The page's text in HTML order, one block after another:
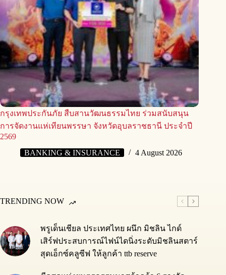
กรุงเทพประกันภัย สืบสานวัฒนธรรมไทย ร่วมสนับสนุน
การจัดงานแห่เทียนพรรษา จังหวัดอุบลราชธานี ประจำปี
2569
BANKING & INSURANCE
4 August 2026
TRENDING NOW
พรูเด็นเชียล ประเทศไทย ผนึก มิชลิน ไกด์
เสิร์ฟประสบการณ์ไฟน์ไดนิ่งระดับมิชลินสตาร์
สุดเอ็กซ์คลูซีฟ ให้ลูกค้า ttb reserve